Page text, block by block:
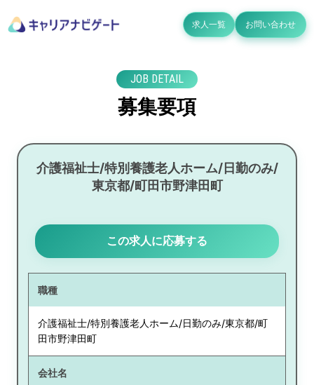
求人一覧 お問い合わせ
JOB DETAIL
募集要項
介護福祉士/特別養護老人ホーム/日勤のみ/
東京都/町田市野津田町
この求人に応募する
職種
介護福祉士/特別養護老人ホーム/日勤のみ/東京都/町
田市野津田町
会社名